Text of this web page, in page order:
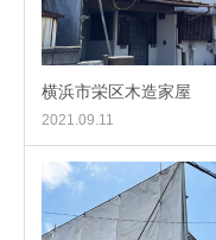
横浜市栄区木造家屋
2021.09.11